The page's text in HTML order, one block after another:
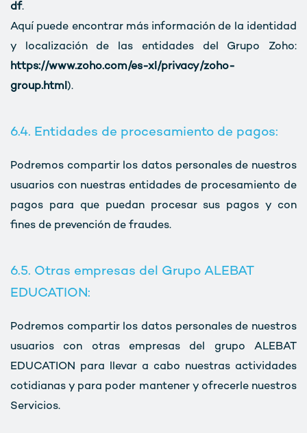
df.
Aquí puede encontrar más información de la identidad
y localización de las entidades del Grupo Zoho:
https://www.zoho.com/es-xl/privacy/zoho-
group.html).
6.4. Entidades de procesamiento de pagos:
Podremos compartir los datos personales de nuestros
usuarios con nuestras entidades de procesamiento de
pagos para que puedan procesar sus pagos y con
fines de prevención de fraudes.
6.5. Otras empresas del Grupo ALEBAT
EDUCATION:
Podremos compartir los datos personales de nuestros
usuarios con otras empresas del grupo ALEBAT
EDUCATION para llevar a cabo nuestras actividades
cotidianas y para poder mantener y ofrecerle nuestros
Servicios.